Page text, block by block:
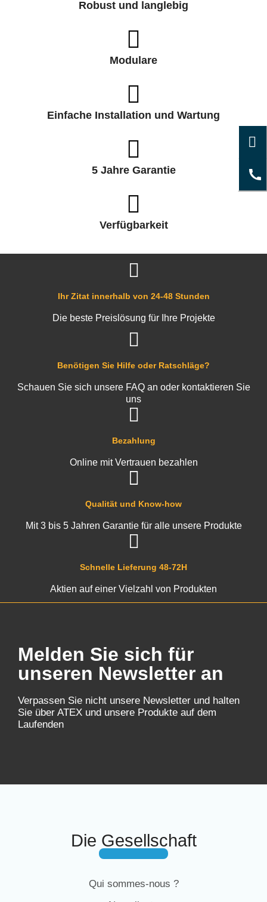
Robust und langlebig
Modulare
Einfache Installation und Wartung
5 Jahre Garantie
Verfügbarkeit
Schnelle Lieferung 48-72H
Aktien auf einer Vielzahl von Produkten
Qualität und Know-how
Mit 3 bis 5 Jahren Garantie für alle unsere Produkte
Bezahlung
Online mit Vertrauen bezahlen
Benötigen Sie Hilfe oder Ratschläge?
Schauen Sie sich unsere FAQ an oder kontaktieren Sie
uns
Ihr Zitat innerhalb von 24-48 Stunden
Die beste Preislösung für Ihre Projekte
Melden Sie sich für
unseren Newsletter an
Verpassen Sie nicht unsere Newsletter und halten
Sie über ATEX und unsere Produkte auf dem
Laufenden
Die Gesellschaft
Qui sommes-nous ?